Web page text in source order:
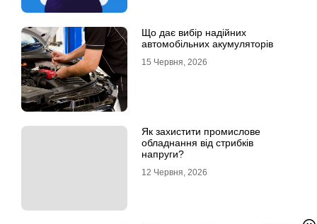
Що дає вибір надійних
автомобільних акумуляторів
15 Червня, 2026
Як захистити промислове
обладнання від стрибків
напруги?
12 Червня, 2026